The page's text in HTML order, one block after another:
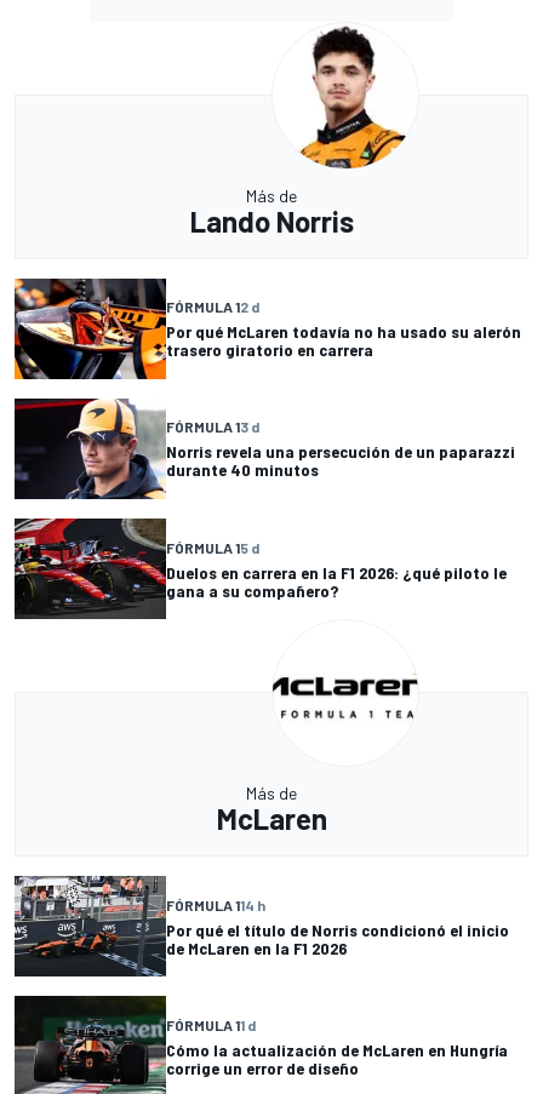
Más de
Lando Norris
FÓRMULA 12 d
Por qué McLaren todavía no ha usado su alerón
trasero giratorio en carrera
FÓRMULA 13 d
Norris revela una persecución de un paparazzi
durante 40 minutos
FÓRMULA 15 d
Duelos en carrera en la F1 2026: ¿qué piloto le
gana a su compañero?
Más de
McLaren
FÓRMULA 114 h
Por qué el título de Norris condicionó el inicio
de McLaren en la F1 2026
FÓRMULA 11 d
Cómo la actualización de McLaren en Hungría
corrige un error de diseño